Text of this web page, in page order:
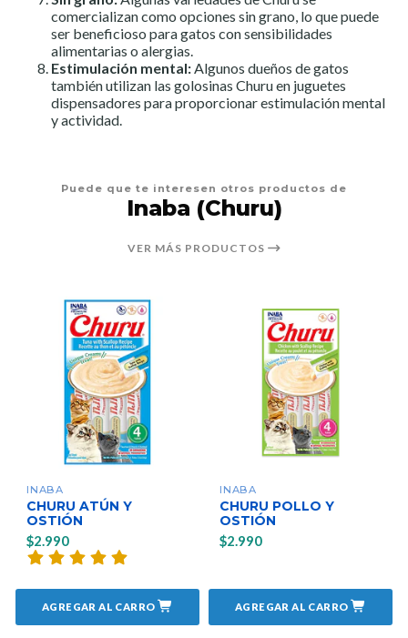
comercializan como opciones sin grano, lo que puede
ser beneficioso para gatos con sensibilidades
alimentarias o alergias.
Estimulación mental:Algunos dueños de gatos
también utilizan las golosinas Churu en juguetes
dispensadores para proporcionar estimulación mental
y actividad.
Puede que te interesen otros productos de
Inaba (Churu)
VER MÁS PRODUCTOS
INABA
CHURU ATÚN Y
OSTIÓN
$2.990
AGREGAR AL CARRO
INABA
CHURU POLLO Y
OSTIÓN
$2.990
AGREGAR AL CARRO